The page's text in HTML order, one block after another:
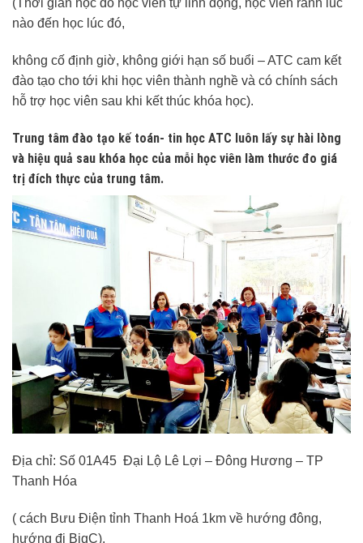
(Thời gian học do học viên tự linh động, học viên rảnh lúc
nào đến học lúc đó,
không cố định giờ, không giới hạn số buổi – ATC cam kết
đào tạo cho tới khi học viên thành nghề và có chính sách
hỗ trợ học viên sau khi kết thúc khóa học).
Trung tâm đào tạo kế toán- tin học ATC luôn lấy sự hài lòng
và hiệu quả sau khóa học của mỗi học viên làm thước đo giá
trị đích thực của trung tâm.
Địa chỉ: Số 01A45 Đại Lộ Lê Lợi – Đông Hương – TP
Thanh Hóa
( cách Bưu Điện tỉnh Thanh Hoá 1km về hướng đông,
hướng đi BigC).